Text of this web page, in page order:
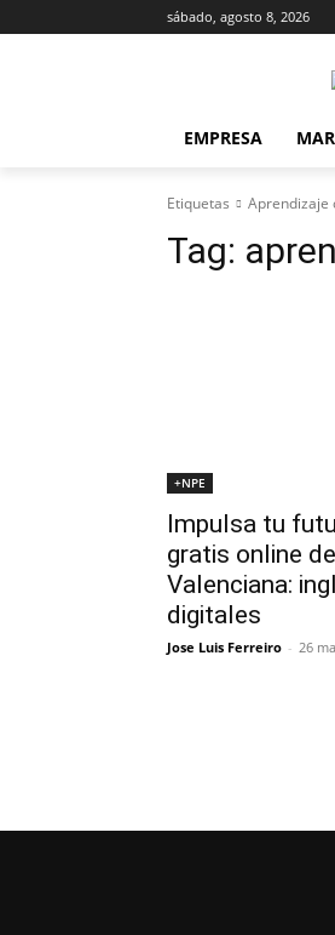
sábado, agosto 8, 2026
EMPRESA
Etiquetas Aprendizaje
Tag:
+NPE
Impulsa tu
gratis online
Valenciana:
digitales
Jose Luis Ferreiro - 26